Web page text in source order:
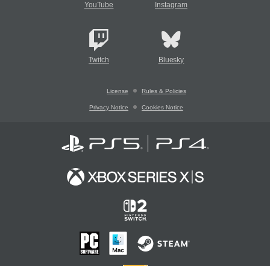
YouTube Instagram
Twitch Bluesky
License Rules & Policies
Privacy Notice Cookies Notice